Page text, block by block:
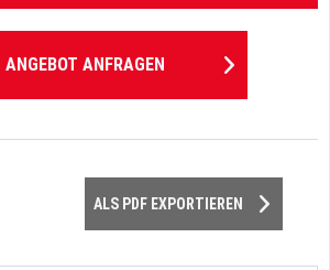
ANGEBOT ANFRAGEN
ALS PDF EXPORTIEREN